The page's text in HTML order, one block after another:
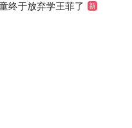
终于放弃学王菲了 新